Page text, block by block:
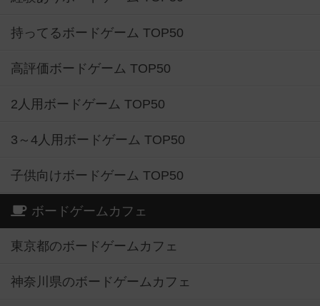
持ってるボードゲーム TOP50
高評価ボードゲーム TOP50
2人用ボードゲーム TOP50
3～4人用ボードゲーム TOP50
子供向けボードゲーム TOP50
ボードゲームカフェ
東京都のボードゲームカフェ
神奈川県のボードゲームカフェ